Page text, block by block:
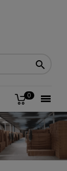


0